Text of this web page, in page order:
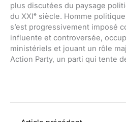
plus discutées du paysage
du XXIᵉ siècle. Homme
s’est progressivement imposé
influente et controversée,
ministériels et jouant un rôle
Action Party, un parti qui tente